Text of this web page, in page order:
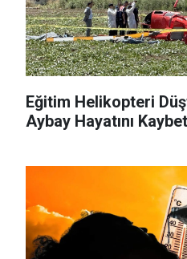
Eğitim Helikopteri
Aybay Hayatını